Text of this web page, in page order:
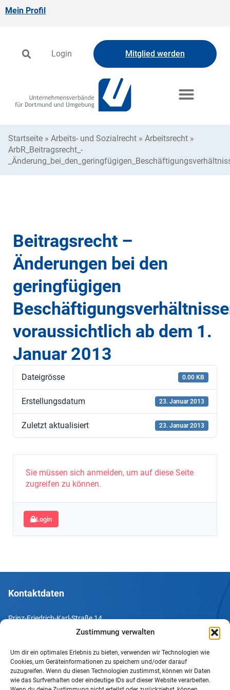
Zustimmung verwalten
Um dir ein optimales Erlebnis zu bieten, verwenden wir Technologien wie
Cookies, um Geräteinformationen zu speichern und/oder darauf
zuzugreifen. Wenn du diesen Technologien zustimmst, können wir Daten
wie das Surfverhalten oder eindeutige IDs auf dieser Website verarbeiten.
Mein Profil
Login Mitglied werden
Startseite » Arbeits- und Sozialrecht » Arbeitsrecht »
ArbR_Beitragsrecht_-
Beitragsrecht –
Änderungen bei den
geringfügigen
voraussichtlich ab dem 1.
Januar 2013
Dateigrösse 0.00 KB
Erstellungsdatum 23. Januar 2013
Zuletzt aktualisiert 23. Januar 2013
Sie müssen sich anmelden, um auf diese Seite
zugreifen zu können.
Login
Kontaktdaten
Prinz-Friedrich-Karl-Straße 14
Tel. +49 231 952052-10
Fax +49 231 952052-60
e-Mail info@uv-do.de